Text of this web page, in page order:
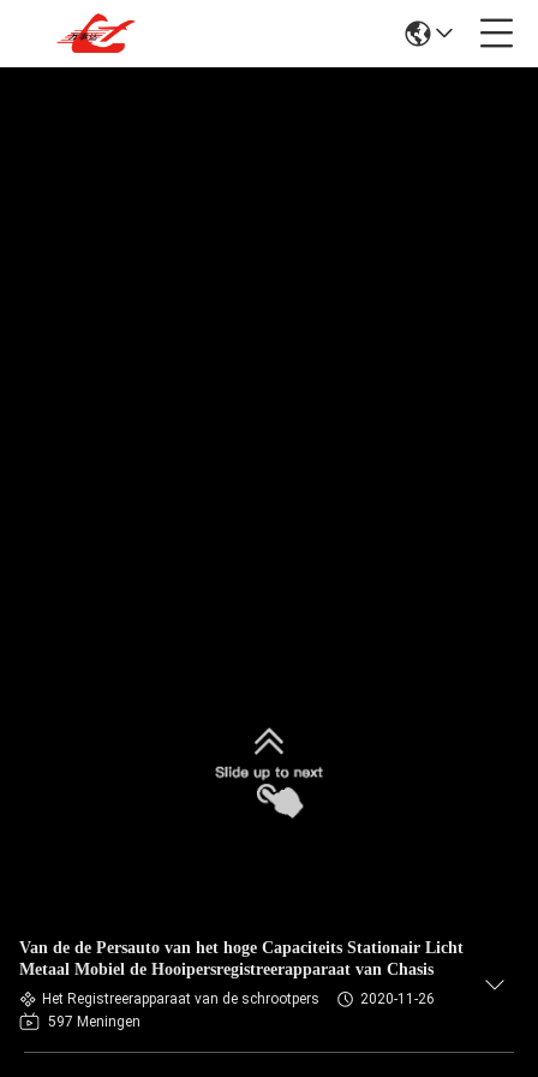
Van de de Persauto van het hoge Capaciteits Stationair Licht
Metaal Mobiel de Hooipersregistreerapparaat van Chasis
Het Registreerapparaat van de schrootpers
2020-11-26
597 Meningen